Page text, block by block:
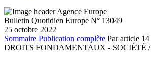
Bulletin Quotidien Europe N° 13049
25 octobre 2022
Sommaire Publication complète Par article 14
DROITS FONDAMENTAUX - SOCIÉTÉ /